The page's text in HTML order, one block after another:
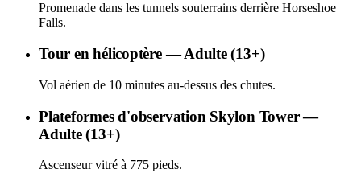
Promenade dans les tunnels souterrains derrière Horseshoe
Falls.
Tour en hélicoptère — Adulte (13+)
Vol aérien de 10 minutes au-dessus des chutes.
Plateformes d'observation Skylon Tower —
Adulte (13+)
Ascenseur vitré à 775 pieds.